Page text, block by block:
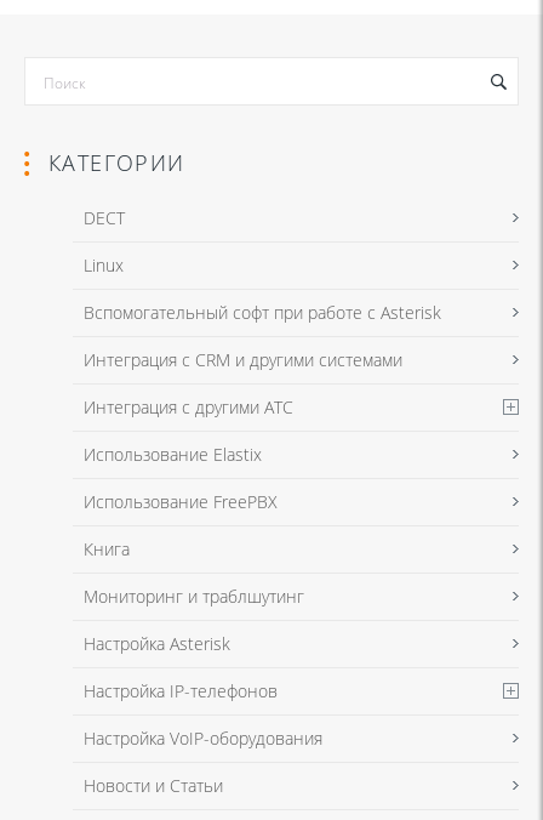
КАТЕГОРИИ
DECT
Linux
Вспомогательный софт при работе с Asterisk
Интеграция с CRM и другими системами
Интеграция с другими АТС
Использование Elastix
Использование FreePBX
Книга
Мониторинг и траблшутинг
Настройка Asterisk
Настройка IP-телефонов
Настройка VoIP-оборудования
Новости и Статьи